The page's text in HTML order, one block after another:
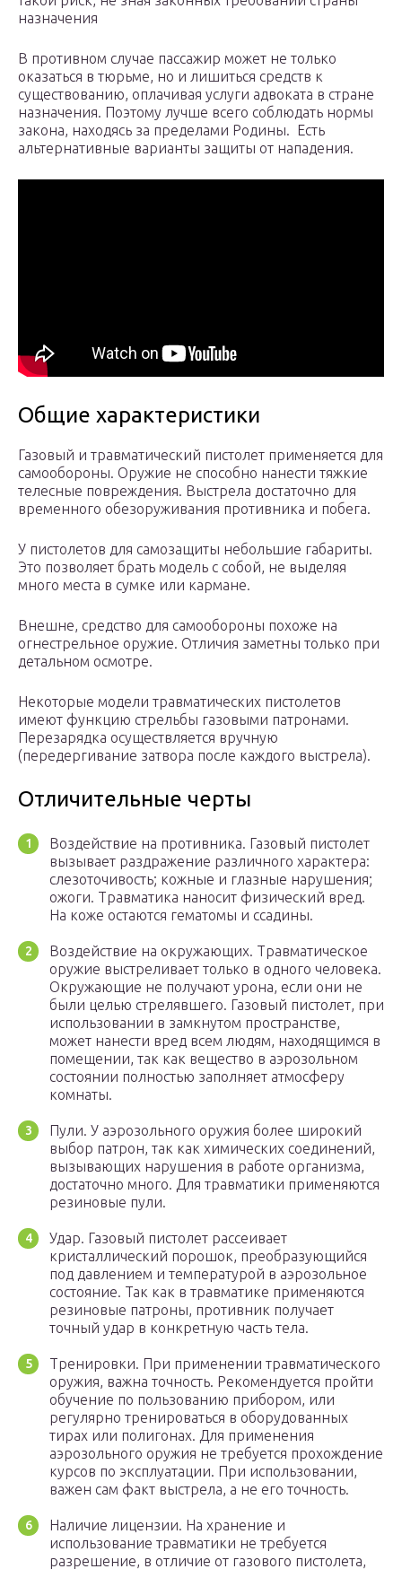
назначения
В противном случае пассажир может не только
оказаться в тюрьме, но и лишиться средств к
существованию, оплачивая услуги адвоката в стране
назначения. Поэтому лучше всего соблюдать нормы
закона, находясь за пределами Родины. Есть
альтернативные варианты защиты от нападения.
Общие характеристики
Газовый и травматический пистолет применяется для
самообороны. Оружие не способно нанести тяжкие
телесные повреждения. Выстрела достаточно для
временного обезоруживания противника и побега.
У пистолетов для самозащиты небольшие габариты.
Это позволяет брать модель с собой, не выделяя
много места в сумке или кармане.
Внешне, средство для самообороны похоже на
огнестрельное оружие. Отличия заметны только при
детальном осмотре.
Некоторые модели травматических пистолетов
имеют функцию стрельбы газовыми патронами.
Перезарядка осуществляется вручную
(передергивание затвора после каждого выстрела).
Отличительные черты
Воздействие на противника. Газовый пистолет
вызывает раздражение различного характера:
слезоточивость; кожные и глазные нарушения;
ожоги. Травматика наносит физический вред.
На коже остаются гематомы и ссадины.
Воздействие на окружающих. Травматическое
оружие выстреливает только в одного человека.
Окружающие не получают урона, если они не
были целью стрелявшего. Газовый пистолет, при
использовании в замкнутом пространстве,
может нанести вред всем людям, находящимся в
помещении, так как вещество в аэрозольном
состоянии полностью заполняет атмосферу
комнаты.
Пули. У аэрозольного оружия более широкий
выбор патрон, так как химических соединений,
вызывающих нарушения в работе организма,
достаточно много. Для травматики применяются
резиновые пули.
Удар. Газовый пистолет рассеивает
кристаллический порошок, преобразующийся
под давлением и температурой в аэрозольное
состояние. Так как в травматике применяются
резиновые патроны, противник получает
точный удар в конкретную часть тела.
Тренировки. При применении травматического
оружия, важна точность. Рекомендуется пройти
обучение по пользованию прибором, или
регулярно тренироваться в оборудованных
тирах или полигонах. Для применения
аэрозольного оружия не требуется прохождение
курсов по эксплуатации. При использовании,
важен сам факт выстрела, а не его точность.
Наличие лицензии. На хранение и
использование травматики не требуется
разрешение, в отличие от газового пистолета,